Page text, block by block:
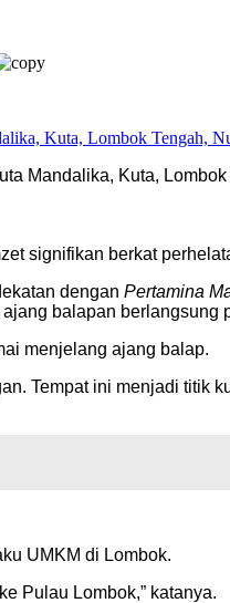
Mandalika, Kuta,
signifikan berkat
dengan Pertamina
balapan berlangsung
menjelang ajang balap.
Tempat ini menjadi titik
UMKM di Lombok.
ke Pulau Lombok,” katanya.